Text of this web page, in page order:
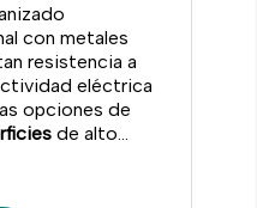
con metales
resistencia a
eléctrica
opciones de
de alto